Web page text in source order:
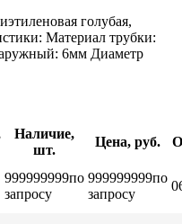
голубая,
Материал трубки:
6мм Диаметр
Наличие,
шт.
Цена, руб.
999999999по
запросу
999999999по
запросу